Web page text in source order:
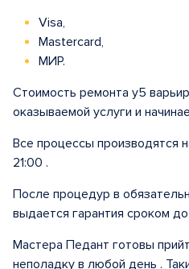
Visa,
Mastercard,
МИР.
Стоимость ремонта у5
оказываемой услуги и
Все процессы производятся
21:00 .
После процедур в
выдается гарантия сроком
Мастера Педант готовы
неполадку в любой день .